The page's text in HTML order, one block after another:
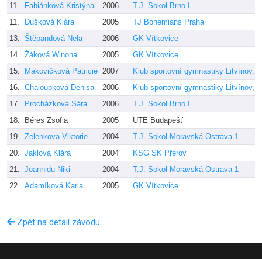
11.
Fabiánková Kristýna 2006
T.J. Sokol Brno I
11.
Dušková Klára 2005
TJ Bohemians Praha
13. Štěpandová Nela 2006
GK Vítkovice
14. Žáková Winona 2005
GK Vítkovice
15.
Makovičková Patricie 2007
Klub sportovní gymnastiky Litvínov,
16. Chaloupková Denisa 2006
Klub sportovní gymnastiky Litvínov,
17.
Procházková Sára 2006
T.J. Sokol Brno I
18.
Béres Zsofia 2005
UTE Budapešť
19. Zelenkova Viktorie 2004
T.J. Sokol Moravská Ostrava 1
20. Jaklová Klára 2004
KSG SK Přerov
21. Joannidu Niki 2004
T.J. Sokol Moravská Ostrava 1
22. Adamíková Karla 2005 GK Vítkovice
Zpět na detail závodu